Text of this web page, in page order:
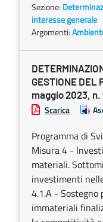
Sezione:
interesse generale
Argomenti:
GESTIONE DEL
maggio 2023, n.
Scarica
Programma di
Misura 4 -
materiali.
investimenti
4.1.A -
immateriali